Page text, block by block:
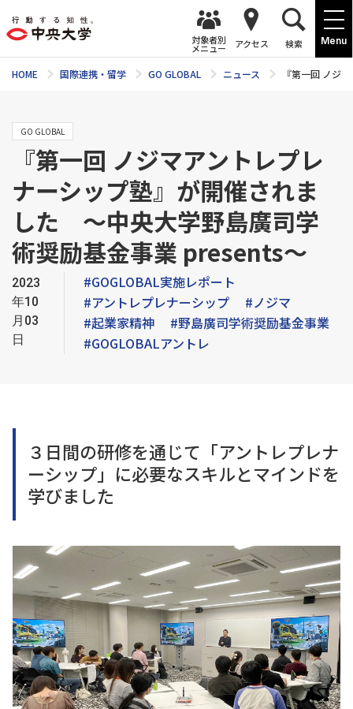
Menu
対象者別
メニュー アクセス 検索
HOME 国際連携・留学 GO GLOBAL ニュース 『第一回 ノジ
GO GLOBAL
『第一回 ノジマアントレプレ
ナーシップ塾』が開催されま
した ～中央大学野島廣司学
術奨励基金事業 presents～
2023
年10
月03
日
#GOGLOBAL実施レポート
#アントレプレナーシップ
#ノジマ
#起業家精神
#野島廣司学術奨励基金事業
#GOGLOBALアントレ
３日間の研修を通じて「アントレプレナ
ーシップ」に必要なスキルとマインドを
学びました